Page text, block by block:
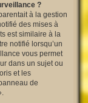
?
à la gestion
des mises à
est similaire à la
notifié lorsqu’un
vous permet
dans un sujet ou
et les
de